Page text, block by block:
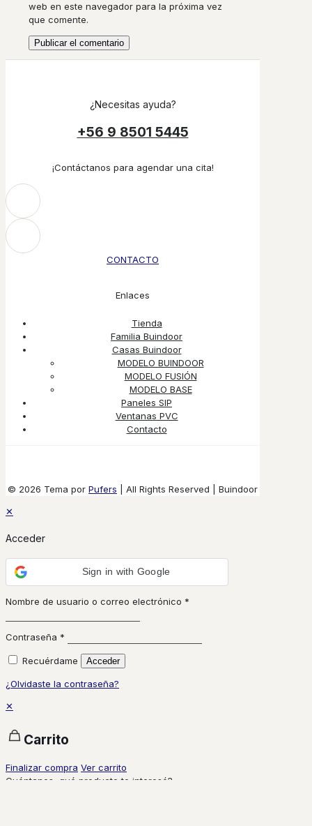
web en este navegador para la próxima vez
que comente.
¿Necesitas ayuda?
+56 9 8501 5445
¡Contáctanos para agendar una cita!
CONTACTO
Enlaces
Tienda
Familia Buindoor
Casas Buindoor
MODELO BUINDOOR
MODELO FUSIÓN
MODELO BASE
Paneles SIP
Ventanas PVC
Contacto
© 2026 Tema por Pufers | All Rights Reserved | Buindoor
✕
Acceder
Sign in with Google
Nombre de usuario o correo electrónico *
Contraseña *
Recuérdame Acceder
¿Olvidaste la contraseña?
✕
Carrito
Finalizar compra Ver carrito
Cuéntanos, qué producto te interesó?